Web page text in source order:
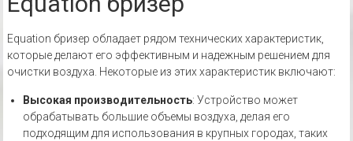
Equation бризер обладает рядом технических характеристик,
которые делают его эффективным и надежным решением для
очистки воздуха. Некоторые из этих характеристик включают:
Высокая производительность: Устройство может
обрабатывать большие объемы воздуха, делая его
подходящим для использования в крупных городах, таких